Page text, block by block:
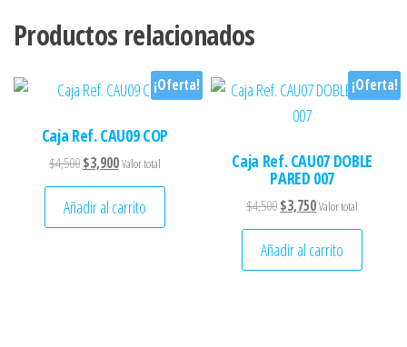
Productos relacionados
¡Oferta!
Caja Ref. CAU09 COP
$4,500El precio original era: $4,500.
$3,900El precio actual es: $3,900.
Valor total
Añadir al carrito
¡Oferta!
Caja Ref. CAU07 DOBLE
PARED 007
$4,500El precio original era:
$3,750El precio actual es:
Valor total
Añadir al carrito